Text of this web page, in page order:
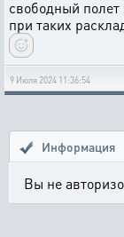
свободный полет
при таких
9 Июля 2024 11:36:54
Информация
Вы не